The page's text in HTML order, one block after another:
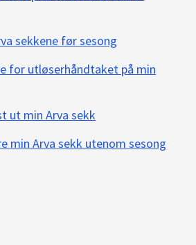
sekkene før sesong
for utløserhåndtaket på min
ut min Arva sekk
min Arva sekk utenom sesong